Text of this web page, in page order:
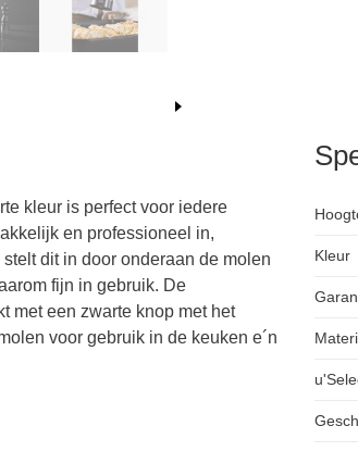
kleur is perfect voor iedere
en professioneel in,
dit in door onderaan de molen
fijn in gebruik. De
met een zwarte knop met het
voor gebruik in de keuken e´n
Kleur